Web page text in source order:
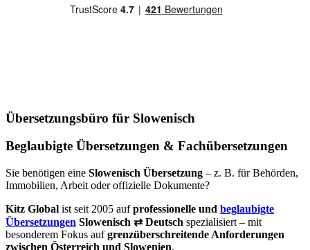
Übersetzungsbüro für Slowenisch
Beglaubigte Übersetzungen & Fachübersetzungen
Sie benötigen eine Slowenisch Übersetzung – z. B. für Behörden,
Immobilien, Arbeit oder offizielle Dokumente?
Kitz Global ist seit 2005 aufprofessionelle und beglaubigte
Übersetzungen Slowenisch ⇄ Deutsch spezialisiert – mit
besonderem Fokus aufgrenzüberschreitende Anforderungen
zwischen Österreich und Slowenien.